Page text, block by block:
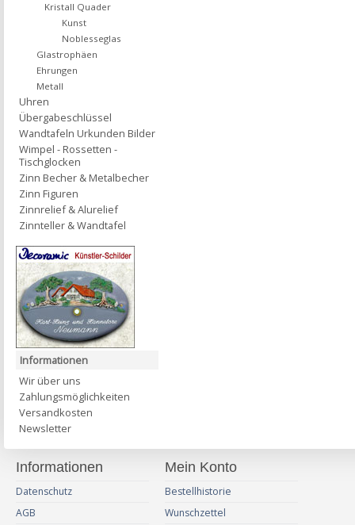
Kristall Quader
Kunst
Noblesseglas
Glastrophäen
Ehrungen
Metall
Uhren
Übergabeschlüssel
Wandtafeln Urkunden Bilder
Wimpel - Rossetten -
Tischglocken
Zinn Becher & Metalbecher
Zinn Figuren
Zinnrelief & Alurelief
Zinnteller & Wandtafel
Informationen
Wir über uns
Zahlungsmöglichkeiten
Versandkosten
Newsletter
Informationen
Datenschutz
AGB
Mein Konto
Bestellhistorie
Wunschzettel